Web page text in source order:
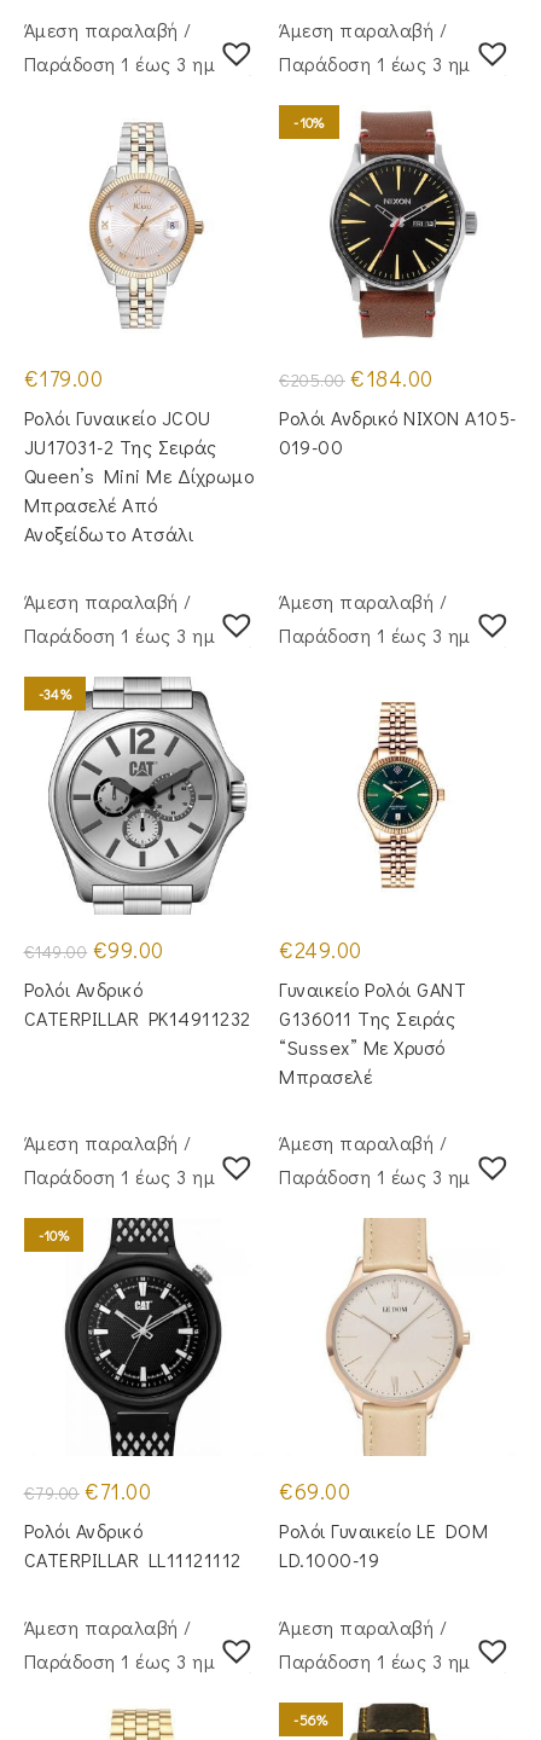
Άμεση παραλαβή /
Παράδoση 1 έως 3 ημέρες
€179.00
Ρολόι Γυναικείο JCOU
JU17031-2 Της Σειράς
Queen’s Mini Με Δίχρωμο
Μπρασελέ Από
Ανοξείδωτο Ατσάλι
Άμεση παραλαβή /
Παράδoση 1 έως 3 ημέρες
-10%
€205.00 Original
price
was:
€205.00.
€184.00
τιμή
είναι:
Ρολόι Ανδρικό NIXON A105-
019-00
Άμεση παραλαβή /
Παράδoση 1 έως 3 ημέρες
-34%
€149.00 Original
price
was:
€149.00.
€99.00
€99.00.
Ρολόι Ανδρικό
CATERPILLAR PK14911232
Άμεση παραλαβή /
Παράδoση 1 έως 3 ημέρες
€249.00
Γυναικείο Ρολόι GANT
G136011 Της Σειράς
“Sussex” Με Χρυσό
Μπρασελέ
Άμεση παραλαβή /
Παράδoση 1 έως 3 ημέρες
-10%
€79.00 Original
price
was:
€79.00.
€71.00
€71.00.
Ρολόι Ανδρικό
CATERPILLAR LL11121112
Άμεση παραλαβή /
Παράδoση 1 έως 3 ημέρες
€69.00
Ρολόι Γυναικείο LE DOM
LD.1000-19
Άμεση παραλαβή /
Παράδoση 1 έως 3 ημέρες
Άμεση παραλαβή /
Παράδoση 1 έως 3 ημέρες
-56%